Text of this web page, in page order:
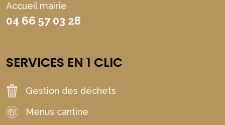
Accueil mairie
04 66 57 03 28
SERVICES EN 1 CLIC
Gestion des déchets
Menus cantine